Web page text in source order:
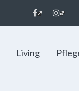
Living